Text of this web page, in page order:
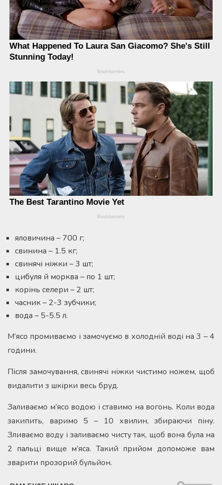
яловичина – 700 г;
свинина – 1.5 кг;
свинячі ніжки – 3 шт;
цибуля й морква – по 1 шт;
корінь селери – 2 шт;
часник – 2-3 зубчики;
вода – 5-5.5 л.
М’ясо промиваємо і замочуємо в холодній воді на 3 – 4
години.
Після замочування, свинячі ніжки чистимо ножем, щоб
видалити з шкірки весь бруд.
Заливаємо м’ясо водою і ставимо на вогонь. Коли вода
закипить, варимо 5 – 10 хвилин, збираючи піну.
Зливаємо воду і заливаємо чисту так, щоб вона була на
2 пальці вище м’яса. Такий прийом допоможе вам
зварити прозорий бульйон.